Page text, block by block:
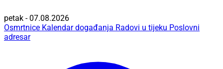
petak - 07.08.2026
Osmrtnice Kalendar događanja Radovi u tijeku Poslovni
adresar